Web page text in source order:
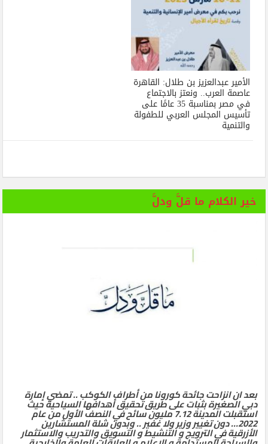
الأمير عبدالعزيز بن طلال: القاهرة
عاصمة العرب.. ونعتز بالاجتماع
في مصر بمناسبة 35 عامًا على
تأسيس المجلس العربي للطفولة
والتنمية
خير الكلام ما قلَّ ودلَّ
بعد ان انزاحت جائحة كورونا من أطراف الكوكب .. تمضي إمارة
دبي الصغيرة بثبات على طريق تحقيق أهدافها السياحية حيث
استقبلت المدينة 7.12 مليون سائح في النصف الأول من عام
2022… دون تغيير وزير ولا غفير .. وبدون شلة المستشارين
الأزرقية في الترويج و التنشيط و التسويق والتدريب والاستثمار